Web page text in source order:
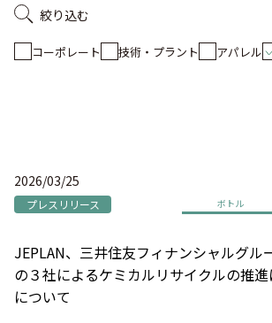
絞り込む
コーポレート 技術・プラント アパレル
2026/03/25
プレスリリース ボトル
JEPLAN、三井住友フィナンシャルグル
の３社によるケミカルリサイクルの推
について